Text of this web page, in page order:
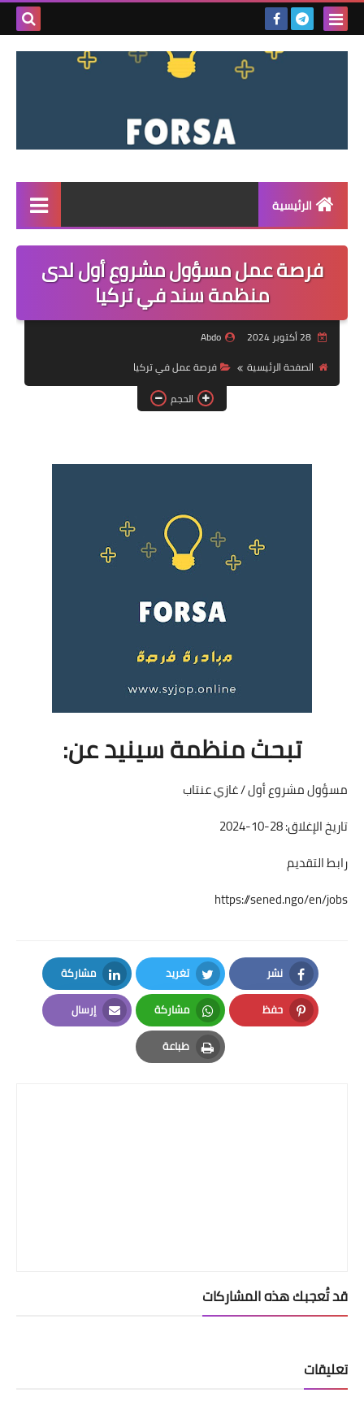
بحث
الرئيسية
القائمة
مناقصات
فرص عمل داخل سوريا
فرص عمل في العراق
فرص عمل في اليمن
فرصة عمل مسؤول مشروع أول لدى
منظمة سند في تركيا
28 أكتوبر 2024
Abdo
الصفحة الرئيسية
فرصة عمل في تركيا
الحجم
تبحث منظمة سينيد عن:
مسؤول مشروع أول / غازي عنتاب
تاريخ الإغلاق: 28-10-2024
رابط التقديم
https://sened.ngo/en/jobs
نشر
Facebook
تغريد
Twitter
مشاركة
LinkedIn
حفظ
Pinterest
مشاركة
Whatsapp
إرسال
Email
طباعة
Print
قد تُعجبك هذه المشاركات
تعليقات